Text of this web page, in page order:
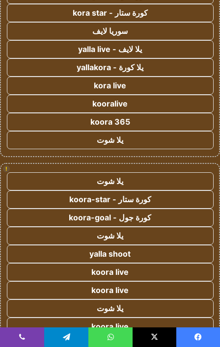
كورة ستار - kora star
سوريا لايف
يلا لايف - yalla live
يلا كورة - yallakora
kora live
kooralive
koora 365
يلا شوت
!
يلا شوت
كورة ستار - koora-star
كورة جول - koora-goal
يلا شوت
yalla shoot
koora live
koora live
يلا شوت
koora live